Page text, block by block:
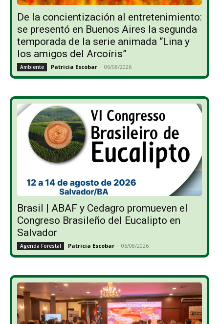
De la concientización al entretenimiento:
se presentó en Buenos Aires la segunda
temporada de la serie animada “Lina y
los amigos del Arcoíris”
Ambiente Patricia Escobar - 06/08/2026
Brasil | ABAF y Cedagro promueven el
Congreso Brasileño del Eucalipto en
Salvador
Agenda Forestal Patricia Escobar - 05/08/2026